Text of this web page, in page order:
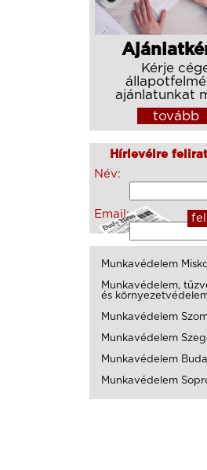
Kérje
ajánlatunkat
tovább
Hírlevélre
Név:
Email:
Munkavédelem
Munkavédelem,
és
Munkavédelem
Munkavédelem
Munkavédelem
Munkavédelem